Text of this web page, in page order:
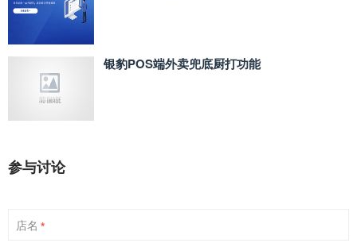
银豹POS端外卖兜底厨打功能
参与讨论
店名 *